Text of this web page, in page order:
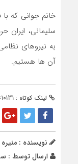
خانم جوانی که
سلیمانی،
به نیروهای
آن ها هستیم.
لینک کوتاه :
نویسنده :
ارسال توسط :